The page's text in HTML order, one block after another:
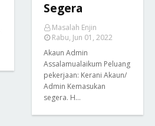
Segera
Masalah Enjin
Rabu, Jun 01, 2022
Akaun Admin
Assalamualaikum Peluang
pekerjaan: Kerani Akaun/
Admin Kemasukan
segera. H…